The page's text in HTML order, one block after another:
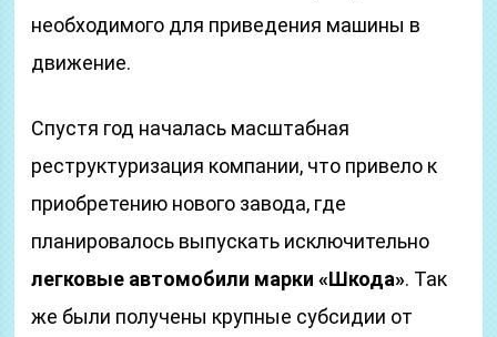
необходимого для приведения машины в
движение.
Спустя год началась масштабная
реструктуризация компании, что привело к
приобретению нового завода, где
планировалось выпускать исключительно
легковые автомобили марки «Шкода». Так
же были получены крупные субсидии от